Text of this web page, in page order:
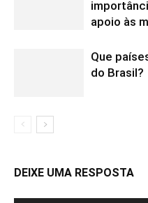
apoio às
Que
do Brasil?
DEIXE UMA RESPOSTA